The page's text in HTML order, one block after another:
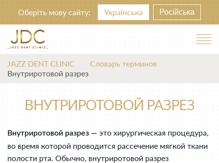
Оберіть мову сайту: Українська Російська
JAZZ DENT CLINIC
Словарь терминов
Внутриротовой разрез
ВНУТРИРОТОВОЙ РАЗРЕЗ
Внутриротовой разрез — это хирургическая процедура,
во время которой проводится рассечение мягкой ткани
полости рта. Обычно, внутриротовой разрез